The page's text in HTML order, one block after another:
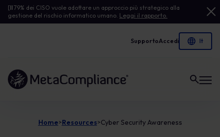
[Il79% dei CISO vuole adottare un approccio più strategico alla
gestione del rischio informatico umano. Leggi il rapporto.
SupportoAccedi
Link alla homepage
Home>Resources>Cyber Security Awareness